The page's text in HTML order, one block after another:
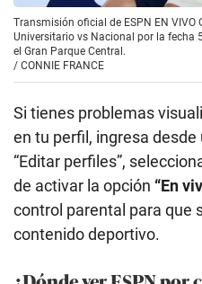
Transmisión oficial de ESPN EN VIVO
Universitario vs Nacional por la fecha
el Gran Parque Central.
/ CONNIE FRANCE
Si tienes problemas
en tu perfil, ingresa
“Editar perfiles”,
de activar la opción “En
control parental para que
contenido deportivo.